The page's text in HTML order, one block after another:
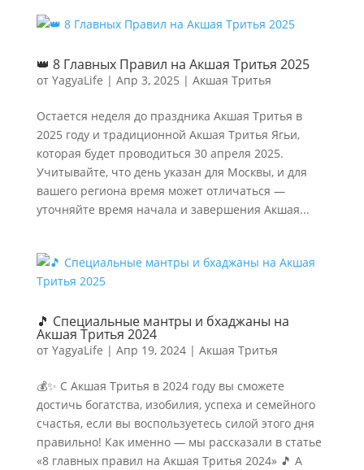
👑 8 Главных Правил на Акшая Тритья 2025
от YagyaLife | Апр 3, 2025 | Акшая Тритья
Остается неделя до праздника Акшая Тритья в
2025 году и традиционной Акшая Тритья Ягьи,
которая будет проводиться 30 апреля 2025.
Учитывайте, что день указан для Москвы, и для
вашего региона время может отличаться —
уточняйте время начала и завершения Акшая...
🎵 Специальные мантры и бхаджаны на
Акшая Тритья 2024
от YagyaLife | Апр 19, 2024| Акшая Тритья
💰✨ С Акшая Тритья в 2024 году вы сможете
достичь богатства, изобилия, успеха и семейного
счастья, если вы воспользуетесь силой этого дня
правильно! Как именно — мы рассказали в статье
«8 главных правил на Акшая Тритья 2024» 🎵 А